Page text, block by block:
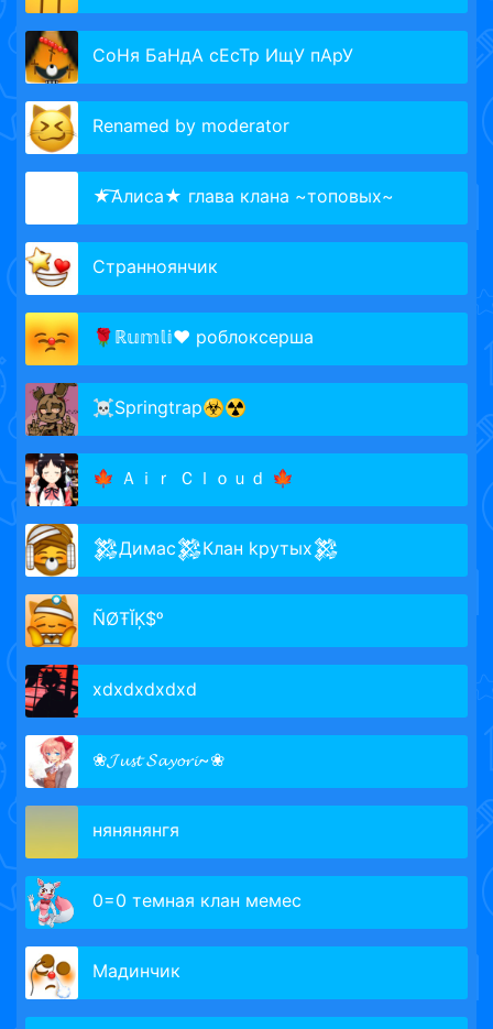
СоHя БаНдА сЕсТр ИщУ пАрУ
Renamed by moderator
★͠Алиса★ глава клана ~топовых~
Странноянчик
🌹ℝ𝕦𝕞𝕝𝕚❤️ роблоксерша
☠Springtrap☣☢
🍁 Ａｉｒ Ｃｌｏｕｄ 🍁
𒄆Димас𒄆Клан kрутых𒄆
ÑØŦĬĶ$ᵒ
xdxdxdxdxd
❀𝓙𝓾𝓼𝓽 𝓢𝓪𝔂𝓸𝓻𝓲~❀
нянянянгя
0=0 темная клан мемес
Мадинчик